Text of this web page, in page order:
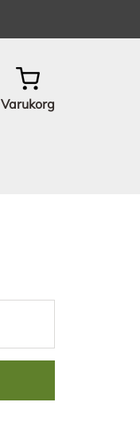
Varukorg